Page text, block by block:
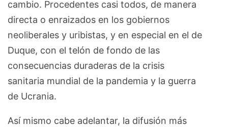
cambio. Procedentes casi todos, de manera
directa o enraizados en los gobiernos
neoliberales y uribistas, y en especial en el de
Duque, con el telón de fondo de las
consecuencias duraderas de la crisis
sanitaria mundial de la pandemia y la guerra
de Ucrania.
Así mismo cabe adelantar, la difusión más